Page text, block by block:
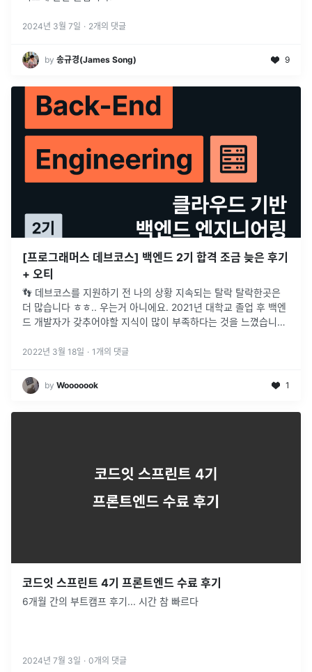
2024년 3월 7일 · 2개의 댓글
by 송규경(James Song) 9
[프로그래머스 데브코스] 백엔드 2기 합격 조금 늦은 후기
+ 오티
👣 데브코스를 지원하기 전 나의 상황 지속되는 탈락 탈락한곳은
더 많습니다 ㅎㅎ.. 우는거 아니에요. 2021년 대학교 졸업 후 백엔
드 개발자가 갖추어야할 지식이 많이 부족하다는 것을 느꼈습니다.
2022년 3월 18일 · 1 개의 댓글
by Wooooook 1
코드잇 스프린트 4기 프론트엔드 수료 후기
6개월 간의 부트캠프 후기... 시간 참 빠르다
2024년 7월 3일 · 0개의 댓글